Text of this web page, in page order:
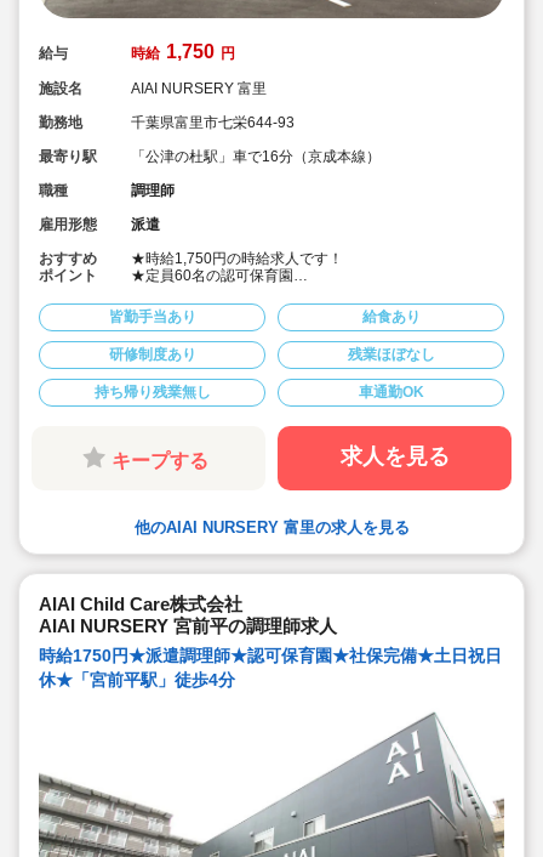
給与 時給 1,750 円
施設名
AIAI NURSERY 富里
勤務地
千葉県富里市七栄644-93
最寄り駅
「公津の杜駅」車で16分（京成本線）
職種
調理師
雇用形態
派遣
おすすめ
ポイント
★時給1,750円の時給求人です！
★定員60名の認可保育園
★車通勤可
★保育園専任のコンサルタントがあなたの派遣就業を安
心サポートいたします
★食育プログラムとして、食糧生産から消費までの過程
を体験することで、食や健康に対する興味を引き出して
います
皆勤手当あり 給食あり
研修制度あり 残業ほぼなし
持ち帰り残業無し 車通勤OK
キープする 求人を見る
他のAIAI NURSERY 富里の求人を見る
AIAI Child Care株式会社
AIAI NURSERY 宮前平の調理師求人
時給1750円★派遣調理師★認可保育園★社保完備★土日祝日
休★「宮前平駅」徒歩4分